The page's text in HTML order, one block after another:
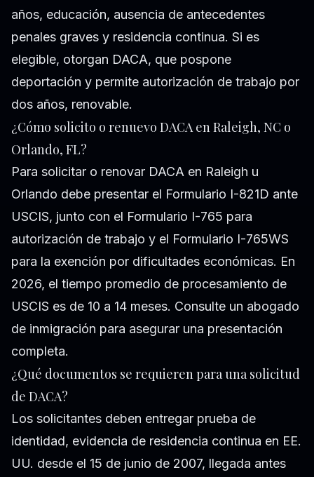
años, educación, ausencia de antecedentes
penales graves y residencia continua. Si es
elegible, otorgan DACA, que pospone
deportación y permite autorización de trabajo por
dos años, renovable.
¿Cómo solicito o renuevo DACA en Raleigh, NC o
Orlando, FL?
Para solicitar o renovar DACA en Raleigh u
Orlando debe presentar el Formulario I-821D ante
USCIS, junto con el Formulario I-765 para
autorización de trabajo y el Formulario I-765WS
para la exención por dificultades económicas. En
2026, el tiempo promedio de procesamiento de
USCIS es de 10 a 14 meses. Consulte un abogado
de inmigración para asegurar una presentación
completa.
¿Qué documentos se requieren para una solicitud
de DACA?
Los solicitantes deben entregar prueba de
identidad, evidencia de residencia continua en EE.
UU. desde el 15 de junio de 2007, llegada antes